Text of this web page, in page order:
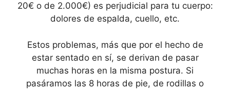
20€ o de 2.000€) es perjudicial para tu cuerpo:
dolores de espalda, cuello, etc.
Estos problemas, más que por el hecho de
estar sentado en sí, se derivan de pasar
muchas horas en la misma postura. Si
pasáramos las 8 horas de pie, de rodillas o